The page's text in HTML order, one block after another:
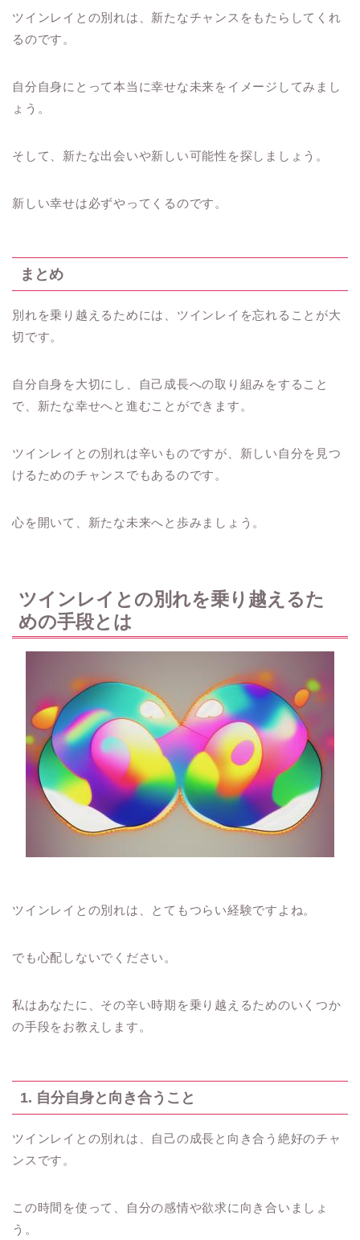
ツインレイとの別れは、新たなチャンスをもたらしてくれ
るのです。
自分自身にとって本当に幸せな未来をイメージしてみまし
ょう。
そして、新たな出会いや新しい可能性を探しましょう。
新しい幸せは必ずやってくるのです。
まとめ
別れを乗り越えるためには、ツインレイを忘れることが大
切です。
自分自身を大切にし、自己成長への取り組みをすること
で、新たな幸せへと進むことができます。
ツインレイとの別れは辛いものですが、新しい自分を見つ
けるためのチャンスでもあるのです。
心を開いて、新たな未来へと歩みましょう。
ツインレイとの別れを乗り越えるた
めの手段とは
ツインレイとの別れは、とてもつらい経験ですよね。
でも心配しないでください。
私はあなたに、その辛い時期を乗り越えるためのいくつか
の手段をお教えします。
1. 自分自身と向き合うこと
ツインレイとの別れは、自己の成長と向き合う絶好のチャ
ンスです。
この時間を使って、自分の感情や欲求に向き合いましょ
う。